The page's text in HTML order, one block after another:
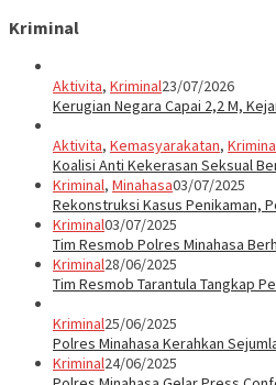
Kriminal
Aktivita, Kriminal23/07/2026
Kerugian Negara Capai 2,2 M,
Aktivita, Kemasyarakatan,
Koalisi Anti Kekerasan Seksual
Kriminal, Minahasa03/07/2025
Rekonstruksi Kasus Penikaman,
Kriminal03/07/2025
Tim Resmob Polres Minahasa
Kriminal28/06/2025
Tim Resmob Tarantula Tangkap
Kriminal25/06/2025
Polres Minahasa Kerahkan
Kriminal24/06/2025